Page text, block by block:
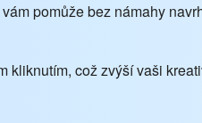
pomůže bez námahy
kliknutím, což zvýší vaši